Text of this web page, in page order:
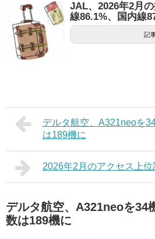
JAL、2026年2月
線86.1%、国内線
記
デルタ航空、A321neoを
は189機に
2026年2月のアクセス上
デルタ航空、A321neoを34
数は189機に